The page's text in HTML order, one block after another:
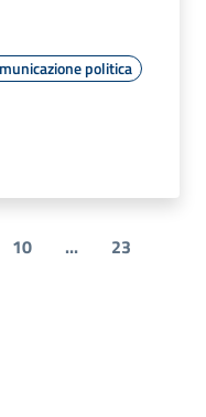
politica
10 ... 23